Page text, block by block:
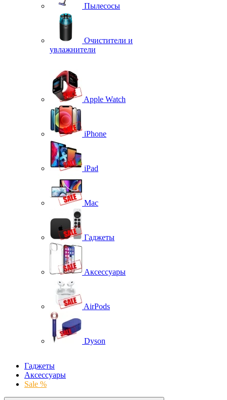
Пылесосы
Очистители и
увлажнители
Apple Watch
iPhone
iPad
Mac
Гаджеты
Аксессуары
AirPods
Dyson
Гаджеты
Аксессуары
Sale %